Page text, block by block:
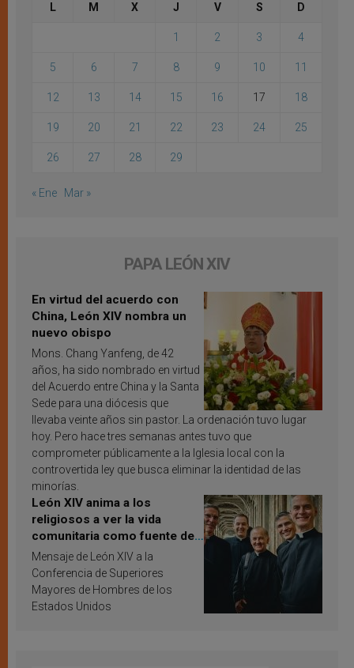
L M X J V S D
1 2 3 4
5 6 7 8 9 10 11
12 13 14 15 16 17 18
19 20 21 22 23 24 25
26 27 28 29
« Ene Mar »
PAPA LEÓN XIV
En virtud del acuerdo con
China, León XIV nombra un
nuevo obispo
Mons. Chang Yanfeng, de 42
años, ha sido nombrado en virtud
del Acuerdo entre China y la Santa
Sede para una diócesis que
llevaba veinte años sin pastor. La ordenación tuvo lugar
hoy. Pero hace tres semanas antes tuvo que
comprometer públicamente a la Iglesia local con la
controvertida ley que busca eliminar la identidad de las
minorías.
León XIV anima a los
religiosos a ver la vida
comunitaria como fuente de
inspiración y santificación
Mensaje de León XIV a la
Conferencia de Superiores
Mayores de Hombres de los
Estados Unidos